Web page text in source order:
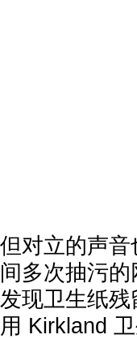
但对立的声
间多次抽污
发现卫生纸
用 Kirkland